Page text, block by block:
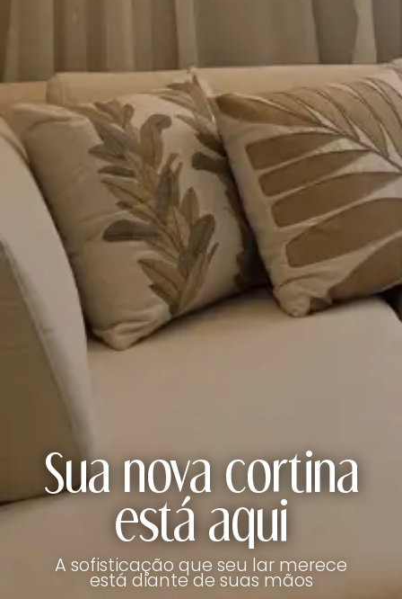
Sua nova cortina
está aqui
A sofisticação que seu lar merece
está diante de suas mãos